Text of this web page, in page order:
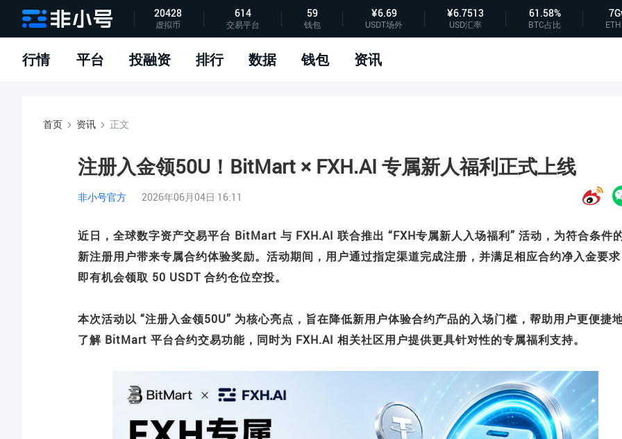
APP下载
指标说明
问题反馈
20428
虚拟币
614
交易平台
59
钱包
¥6.69
USDT场外
¥6.7513
USD汇率
61.58%
BTC占比
行情 平台 投融资 排行 数据 钱包 资讯
首页 资讯 正文
注册入金领50U！BitMart × FXH.AI 专属新人福利正式上线
非小号官方 2026年06月04日 16:11
近日，全球数字资产交易平台 BitMart 与 FXH.AI 联合推出 “FXH专属新人入场福利” 活动，为符合条件
新注册用户带来专属合约体验奖励。活动期间，用户通过指定渠道完成注册，并满足相应合约净入金要
即有机会领取 50 USDT 合约仓位空投。
本次活动以 “注册入金领50U” 为核心亮点，旨在降低新用户体验合约产品的入场门槛，帮助用户更便捷
了解 BitMart 平台合约交易功能，同时为 FXH.AI 相关社区用户提供更具针对性的专属福利支持。